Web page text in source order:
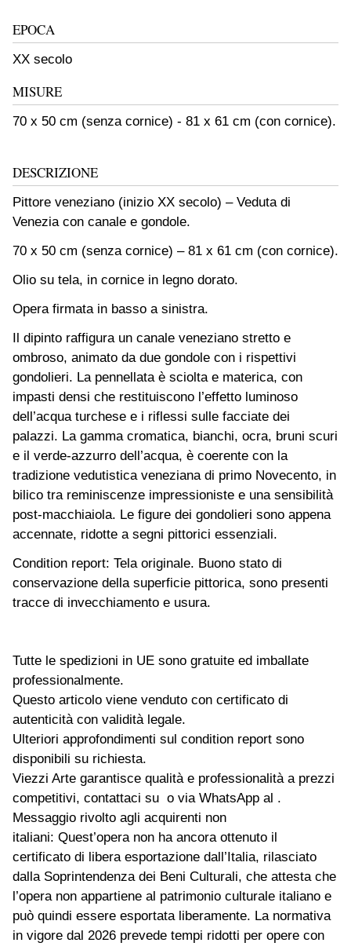
EPOCA
XX secolo
MISURE
70 x 50 cm (senza cornice) - 81 x 61 cm (con cornice).
DESCRIZIONE
Pittore veneziano (inizio XX secolo) – Veduta di
Venezia con canale e gondole.
70 x 50 cm (senza cornice) – 81 x 61 cm (con cornice).
Olio su tela, in cornice in legno dorato.
Opera firmata in basso a sinistra.
Il dipinto raffigura un canale veneziano stretto e
ombroso, animato da due gondole con i rispettivi
gondolieri. La pennellata è sciolta e materica, con
impasti densi che restituiscono l’effetto luminoso
dell’acqua turchese e i riflessi sulle facciate dei
palazzi. La gamma cromatica, bianchi, ocra, bruni scuri
e il verde-azzurro dell’acqua, è coerente con la
tradizione vedutistica veneziana di primo Novecento, in
bilico tra reminiscenze impressioniste e una sensibilità
post-macchiaiola. Le figure dei gondolieri sono appena
accennate, ridotte a segni pittorici essenziali.
Condition report: Tela originale. Buono stato di
conservazione della superficie pittorica, sono presenti
tracce di invecchiamento e usura.
Tutte le spedizioni in UE sono gratuite ed imballate
professionalmente.
Questo articolo viene venduto con certificato di
autenticità con validità legale.
Ulteriori approfondimenti sul condition report sono
disponibili su richiesta.
Viezzi Arte garantisce qualità e professionalità a prezzi
competitivi, contattaci su o via WhatsApp al .
Messaggio rivolto agli acquirenti non
italiani: Quest’opera non ha ancora ottenuto il
certificato di libera esportazione dall’Italia, rilasciato
dalla Soprintendenza dei Beni Culturali, che attesta che
l’opera non appartiene al patrimonio culturale italiano e
può quindi essere esportata liberamente. La normativa
in vigore dal 2026 prevede tempi ridotti per opere con